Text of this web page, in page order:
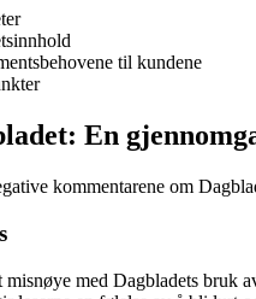
til kundene
En
kommentarene om
med Dagbladets